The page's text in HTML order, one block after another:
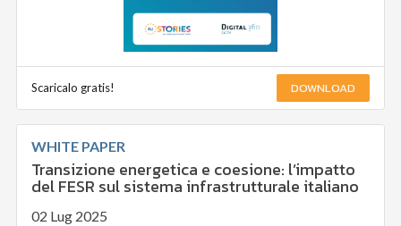
Scaricalo gratis! DOWNLOAD
WHITE PAPER
Transizione energetica e coesione: l’impatto
del FESR sul sistema infrastrutturale italiano
02 Lug 2025